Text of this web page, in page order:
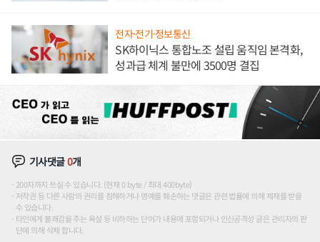
전자·전기·정보통신
SK하이닉스 통합노조 설립 움직임 본격화,
성과급 체계 불만에 3500명 결집
기사댓글0개
200자까지 쓰실 수 있습니다. (현재 0 byte / 최대 400byte)
저작권 등 다른 사람의 권리를 침해하거나 명예를 훼손하는 댓글은 관련 법률에 의해 제재를 받을
수 있습니다.
타인에게 불쾌감을 주는 욕설 등 비하하는 단어가 내용에 포함되거나 인신공격성 글은 관리자의 판
단에 의해 삭제 합니다.